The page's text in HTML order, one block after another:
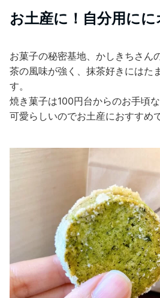
お土産に！自分用にに
お菓子の秘密基地、かしきちさん
茶の風味が強く、抹茶好きにはた
す。
焼き菓子は100円台からのお手頃
可愛らしいのでお土産におすすめで